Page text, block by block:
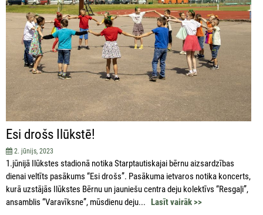
Esi drošs Ilūkstē!
2. jūnijs, 2023
1.jūnijā Ilūkstes stadionā notika Starptautiskajai bērnu aizsardzības
dienai veltīts pasākums “Esi drošs”. Pasākuma ietvaros notika koncerts,
kurā uzstājās Ilūkstes Bērnu un jauniešu centra deju kolektīvs “Resgaļi”,
ansamblis “Varavīksne”, mūsdienu deju... Lasīt vairāk >>